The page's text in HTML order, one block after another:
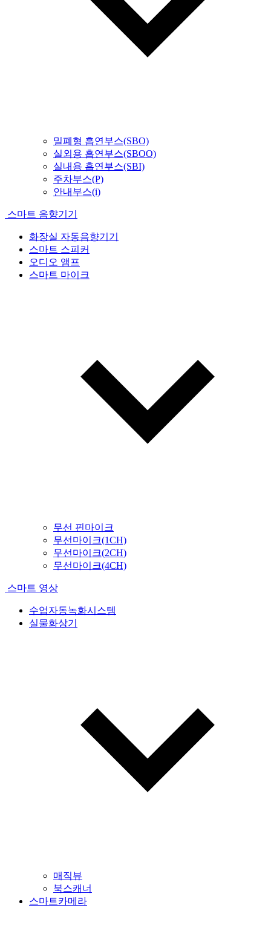
밀폐형 흡연부스(SBO)
실외용 흡연부스(SBOO)
실내용 흡연부스(SBI)
주차부스(P)
안내부스(i)
스마트 음향기기
화장실 자동음향기기
스마트 스피커
오디오 앰프
스마트 마이크
무선 핀마이크
무선마이크(1CH)
무선마이크(2CH)
무선마이크(4CH)
스마트 영상
수업자동녹화시스템
실물화상기
매직뷰
북스캐너
스마트카메라